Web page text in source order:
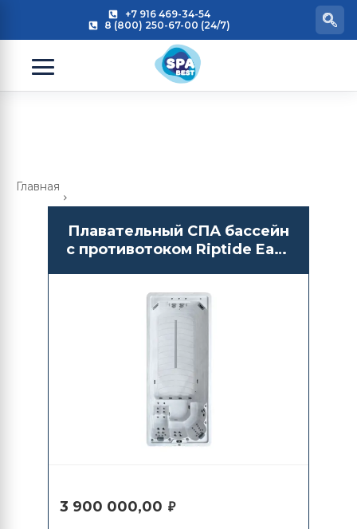
+7 916 469-34-54
8 (800) 250-67-00 (24/7)
Главная
Плавательный СПА бассейн
с противотоком Riptide Easy
3 900 000,00 ₽